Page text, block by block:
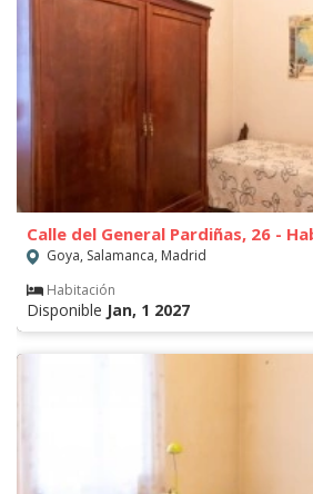
Calle del General Pardiñas, 26 -
Goya, Salamanca, Madrid
Habitación
Disponible Jan, 1 2027